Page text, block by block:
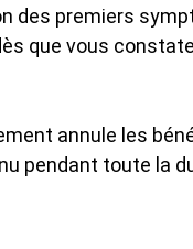
des premiers
que vous
annule les
pendant toute la